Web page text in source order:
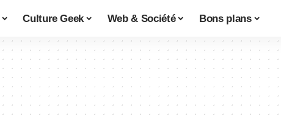
Culture Geek Web & Société Bons plans